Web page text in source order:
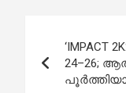
24–26;